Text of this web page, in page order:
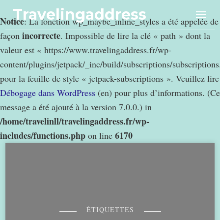
Notice: La fonction wp_maybe_inline_styles a été appelée de
façon incorrecte. Impossible de lire la clé « path » dont la
valeur est « https://www.travelingaddress.fr/wp-
content/plugins/jetpack/_inc/build/subscriptions/
pour la feuille de style « jetpack-subscriptions ». Veuillez lire
Débogage dans WordPress (en) pour plus d’informations. (Ce
message a été ajouté à la version 7.0.0.) in
/home/travelinll/travelingaddress.fr/wp-
includes/functions.php on line 6170
Travelingaddress
ÉTIQUETTES